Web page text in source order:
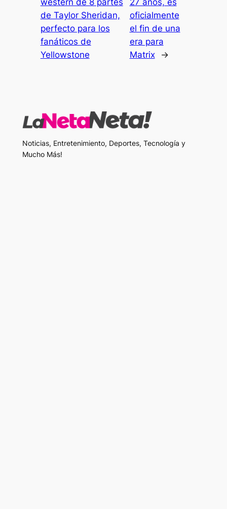
de Taylor Sheridan,
perfecto para los
fanáticos de
Yellowstone
oficialmente
el fin de una
era para
Matrix
→
Noticias, Entretenimiento, Deportes, Tecnología y
Mucho Más!